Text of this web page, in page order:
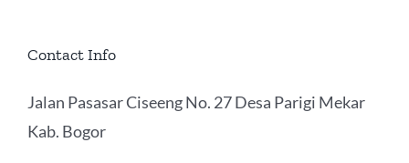
Contact Info
Jalan Pasasar Ciseeng No. 27 Desa Parigi Mekar
Kab. Bogor